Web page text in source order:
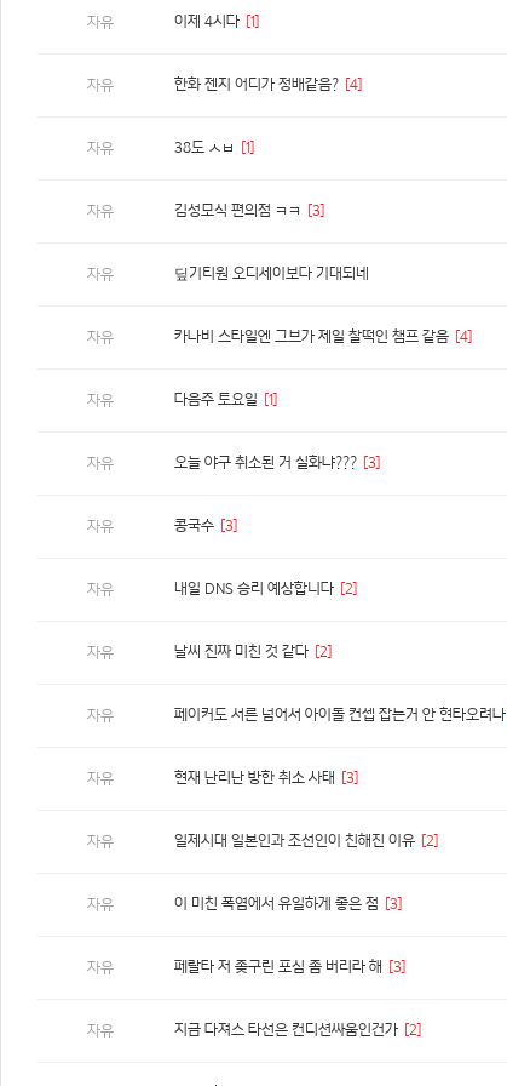
자유 이제 4시다 [1]
자유 한화 젠지 어디가 정배같음? [4]
자유 38도 ㅅㅂ [1]
자유 김성모식 편의점 ㅋㅋ [3]
자유 딮기티원 오디세이보다 기대되네
자유 카나비 스타일엔 그브가 제일 찰떡인 챔프 같음 [4]
자유 다음주 토요일 [1]
자유 오늘 야구 취소된 거 실화냐??? [3]
자유 콩국수 [3]
자유 내일 DNS 승리 예상합니다 [2]
자유 날씨 진짜 미친 것 같다 [2]
자유 페이커도 서른 넘어서 아이돌 컨셉 잡는거 안 현타오려나
자유 현재 난리난 방한 취소 사태 [3]
자유 일제시대 일본인과 조선인이 친해진 이유 [2]
자유 이 미친 폭염에서 유일하게 좋은 점 [3]
자유 페랄타 저 좆구린 포심 좀 버리라 해 [3]
자유 지금 다져스 타선은 컨디션싸움인건가 [2]